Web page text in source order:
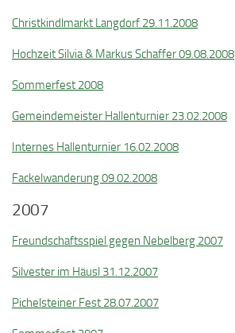
Christkindlmarkt Langdorf 29.11.2008
Hochzeit Silvia & Markus Schaffer 09.08.2008
Sommerfest 2008
Gemeindemeister Hallenturnier 23.02.2008
Internes Hallenturnier 16.02.2008
Fackelwanderung 09.02.2008
2007
Freundschaftsspiel gegen Nebelberg 2007
Silvester im Häusl 31.12.2007
Pichelsteiner Fest 28.07.2007